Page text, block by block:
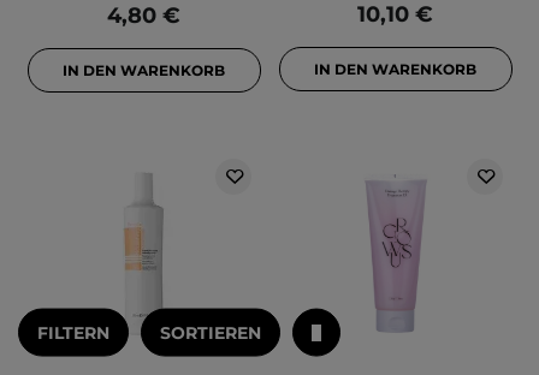
4,80 €
IN DEN WARENKORB
10,10 €
IN DEN WARENKORB
FILTERN SORTIEREN